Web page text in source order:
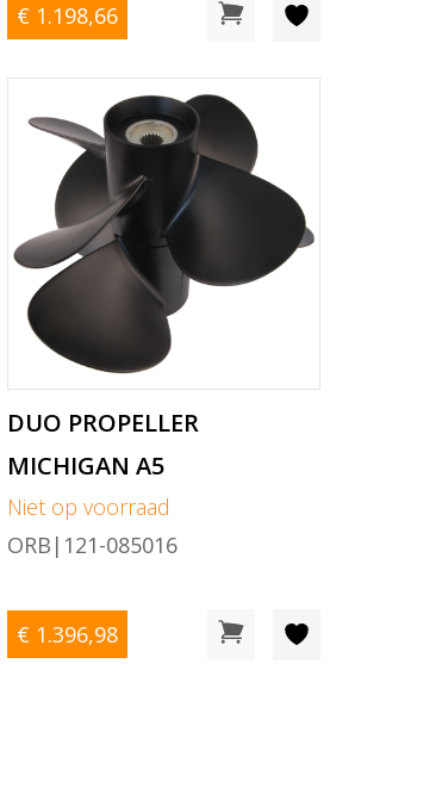
€ 1.198,66
DUO PROPELLER
MICHIGAN A5
Niet op voorraad
ORB|121-085016
€ 1.396,98